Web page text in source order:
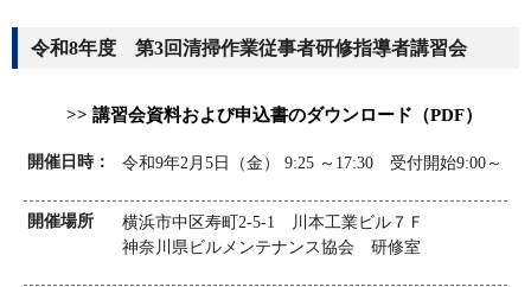
令和8年度 第3回清掃作業従事者研修指導者講習会
>> 講習会資料および申込書のダウンロード（PDF）
開催日時： 令和9年2月5日（金） 9:25 ～17:30 受付開始9:00～
開催場所
横浜市中区寿町2-5-1 川本工業ビル７Ｆ
神奈川県ビルメンテナンス協会 研修室